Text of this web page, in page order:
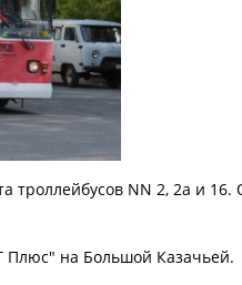
троллейбусов NN 2, 2а и 16.
Плюс" на Большой Казачьей.